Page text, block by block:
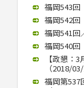
福岡543
福岡542
福岡541
福岡540
【政懇：
（2018/03/
福岡第537